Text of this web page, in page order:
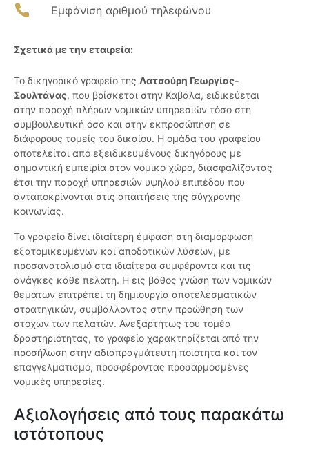
Εμφάνιση αριθμού τηλεφώνου
Σχετικά με την εταιρεία:
Το δικηγορικό γραφείο της Λατσούρη Γεωργίας-
Σουλτάνας, που βρίσκεται στην Καβάλα, ειδικεύεται
στην παροχή πλήρων νομικών υπηρεσιών τόσο στη
συμβουλευτική όσο και στην εκπροσώπηση σε
διάφορους τομείς του δικαίου. Η ομάδα του γραφείου
αποτελείται από εξειδικευμένους δικηγόρους με
σημαντική εμπειρία στον νομικό χώρο, διασφαλίζοντας
έτσι την παροχή υπηρεσιών υψηλού επιπέδου που
ανταποκρίνονται στις απαιτήσεις της σύγχρονης
κοινωνίας.
Το γραφείο δίνει ιδιαίτερη έμφαση στη διαμόρφωση
εξατομικευμένων και αποδοτικών λύσεων, με
προσανατολισμό στα ιδιαίτερα συμφέροντα και τις
ανάγκες κάθε πελάτη. Η εις βάθος γνώση των νομικών
θεμάτων επιτρέπει τη δημιουργία αποτελεσματικών
στρατηγικών, συμβάλλοντας στην προώθηση των
στόχων των πελατών. Ανεξαρτήτως του τομέα
δραστηριότητας, το γραφείο χαρακτηρίζεται από την
προσήλωση στην αδιαπραγμάτευτη ποιότητα και τον
επαγγελματισμό, προσφέροντας προσαρμοσμένες
νομικές υπηρεσίες.
Αξιολογήσεις από τους παρακάτω
ιστότοπους